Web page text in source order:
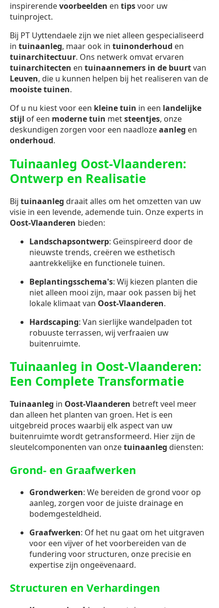
inspirerendevoorbeelden en tipsvoor uw
tuinproject.
Bij PT Uyttendaele zijn we niet alleen gespecialiseerd
in tuinaanleg, maar ook in tuinonderhoud en
tuinarchitectuur. Ons netwerk omvat ervaren
tuinarchitecten en tuinaannemers in de buurtvan
Leuven, die u kunnen helpen bij het realiseren van de
mooiste tuinen.
Of u nu kiest voor een kleine tuin in een landelijke
stijl of een moderne tuin metsteentjes, onze
deskundigen zorgen voor een naadlozeaanleg en
onderhoud.
Tuinaanleg Oost-Vlaanderen:
Ontwerp en Realisatie
Bij tuinaanleg draait alles om het omzetten van uw
visie in een levende, ademende tuin. Onze experts in
Oost-Vlaanderen bieden:
Landschapsontwerp: Geïnspireerd door de
nieuwste trends, creëren we esthetisch
aantrekkelijke en functionele tuinen.
Beplantingsschema's: Wij kiezen planten die
niet alleen mooi zijn, maar ook passen bij het
lokale klimaat van Oost-Vlaanderen.
Hardscaping: Van sierlijke wandelpaden tot
robuuste terrassen, wij verfraaien uw
buitenruimte.
Tuinaanleg in Oost-Vlaanderen:
Een Complete Transformatie
Tuinaanleg in Oost-Vlaanderen betreft veel meer
dan alleen het planten van groen. Het is een
uitgebreid proces waarbij elk aspect van uw
buitenruimte wordt getransformeerd. Hier zijn de
sleutelcomponenten van onzetuinaanleg diensten:
Grond- en Graafwerken
Grondwerken: We bereiden de grond voor op
aanleg, zorgen voor de juiste drainage en
bodemgesteldheid.
Graafwerken: Of het nu gaat om het uitgraven
voor een vijver of het voorbereiden van de
fundering voor structuren, onze precisie en
expertise zijn ongeëvenaard.
Structuren en Verhardingen